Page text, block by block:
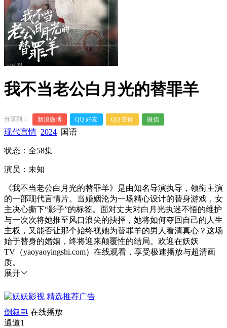
我不当老公白月光的替罪羊
分享到： 新浪微博 QQ 好友 QQ 空间 微信
现代言情 2024 国语
状态：全58集
演员：未知
《我不当老公白月光的替罪羊》是由知名导演执导，领衔主演
的一部现代言情片。当婚姻沦为一场精心设计的替身游戏，女
主决心撕下“影子”的标签。面对丈夫对白月光执迷不悟的维护
与一次次将她推至风口浪尖的抉择，她将如何夺回自己的人生
主权，又能否让那个始终视她为替罪羊的男人看清真心？这场
始于替身的婚姻，终将迎来颠覆性的结局。欢迎在妖妖
TV（yaoyaoyingshi.com）在线观看，享受极速播放与超清画
质。
展开
倒叙
在线播放
通道1